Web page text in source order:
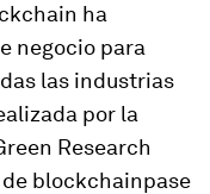
ha
negocio para
las industrias
por la
Research
blockchainpase